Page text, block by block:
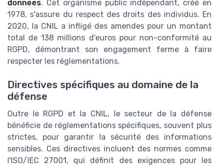
données. Cet organisme public indépendant, créé en
1978, s'assure du respect des droits des individus. En
2020, la CNIL a infligé des amendes pour un montant
total de 138 millions d'euros pour non-conformité au
RGPD, démontrant son engagement ferme à faire
respecter les réglementations.
Directives spécifiques au domaine de la
défense
Outre le RGPD et la CNIL, le secteur de la défense
bénéficie de réglementations spécifiques, souvent plus
strictes, pour garantir la sécurité des informations
sensibles. Ces directives incluent des normes comme
l'ISO/IEC 27001, qui définit des exigences pour les